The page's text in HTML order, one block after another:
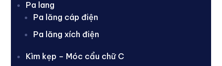
Pa lang
Pa lăng cáp điện
Pa lăng xích điện
Kìm kẹp – Móc cẩu chữ C